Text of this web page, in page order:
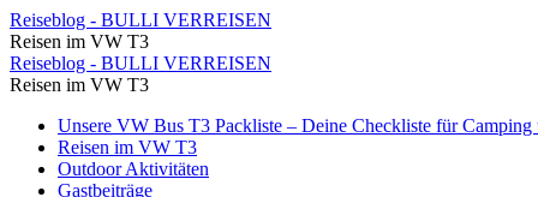
Tipps
Archive
⋆
Seite
von
Reiseblog - BULLI VERREISEN
Reisen im VW T3
Tipps
Archive
Seite
Reiseblog - BULLI VERREISEN
Reisen im VW T3
Skip
content
Unsere VW Bus T3 Packliste – Deine Checkliste für Camping
Reisen im VW T3
Outdoor Aktivitäten
Gastbeiträge